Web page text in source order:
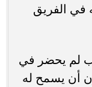
في الفريق
لم يحضر في
أن يسمح له